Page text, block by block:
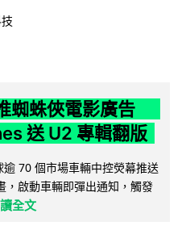
蜘蛛俠電影廣告
送 U2 專輯翻版
70 個市場車輛中控熒幕推送
，啟動車輛即彈出通知，觸發
全文